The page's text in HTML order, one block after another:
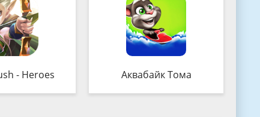
- Heroes Аквабайк Тома